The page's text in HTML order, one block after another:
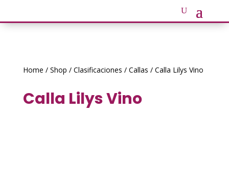
Home / Shop / Clasificaciones / Callas / Calla Lilys Vino
Calla Lilys Vino